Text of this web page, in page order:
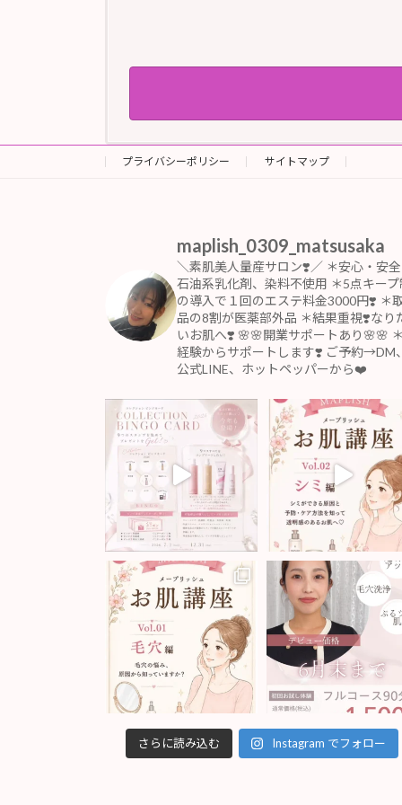
プライバシーポリシー サイトマップ
maplish_0309_matsusaka
＼素肌美人量産サロン❣️／ ＊安心・安
石油系乳化剤、染料不使用 ＊5点キー
の導入で１回のエステ料金3000円❣️ ＊
品の8割が医薬部外品 ＊結果重視❣️なり
いお肌へ❣️ 🌸🌸開業サポートあり🌸🌸
経験からサポートします❣️ ご予約→DM
公式LINE、ホットペッパーから❤️
さらに読み込む Instagram でフォロー